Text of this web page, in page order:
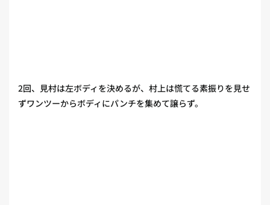
2回、見村は左ボディを決めるが、村上は慌てる素振りを見せ
ずワンツーからボディにパンチを集めて譲らず。